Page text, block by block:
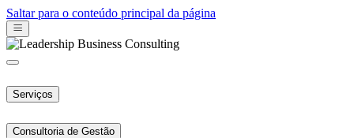
Saltar para o conteúdo principal da página
Serviços
Consultoria de Gestão